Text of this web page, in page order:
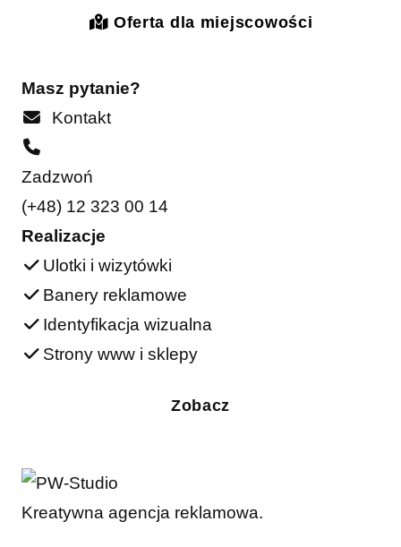
Oferta dla miejscowości
Masz pytanie?
Kontakt
Zadzwoń
(+48) 12 323 00 14
Realizacje
Ulotki i wizytówki
Banery reklamowe
Identyfikacja wizualna
Strony www i sklepy
Zobacz
Kreatywna agencja reklamowa.